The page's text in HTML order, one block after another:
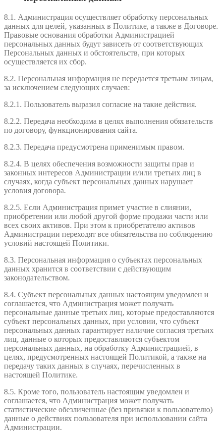
8.1. Администрация осуществляет обработку персональных
данных для целей, указанных в Политике, а также в Договоре.
Правовые основания обработки Администрацией
персональных данных будут зависеть от соответствующих
Персональных данных и обстоятельств, при которых
осуществляется их сбор.
8.2. Персональная информация не передается третьим лицам,
за исключением следующих случаев:
8.2.1. Пользователь выразил согласие на такие действия.
8.2.2. Передача необходима в целях выполнения обязательств
по договору, функционирования сайта.
8.2.3. Передача предусмотрена применимым правом.
8.2.4. В целях обеспечения возможности защиты прав и
законных интересов Администрации и/или третьих лиц в
случаях, когда субъект персональных данных нарушает
условия договора.
8.2.5. Если Администрация примет участие в слиянии,
приобретении или любой другой форме продажи части или
всех своих активов. При этом к приобретателю активов
Администрации переходят все обязательства по соблюдению
условий настоящей Политики.
8.3. Персональная информация о субъектах персональных
данных хранится в соответствии с действующим
законодательством.
8.4. Субъект персональных данных настоящим уведомлен и
соглашается, что Администрация может получать
персональные данные третьих лиц, которые предоставляются
субъект персональных данных, при условии, что субъект
персональных данных гарантирует наличие согласия третьих
лиц, данные о которых предоставляются субъектом
персональных данных, на обработку Администрацией, в
целях, предусмотренных настоящей Политикой, а также на
передачу таких данных в случаях, перечисленных в
настоящей Политике.
8.5. Кроме того, пользователь настоящим уведомлен и
соглашается, что Администрация может получать
статистические обезличенные (без привязки к пользователю)
данные о действиях пользователя при использовании сайта
Администрации.